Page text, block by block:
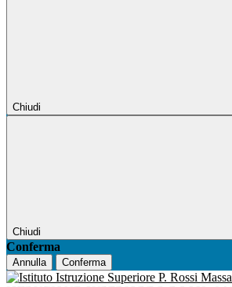
Chiudi
Chiudi
Conferma
Annulla Conferma